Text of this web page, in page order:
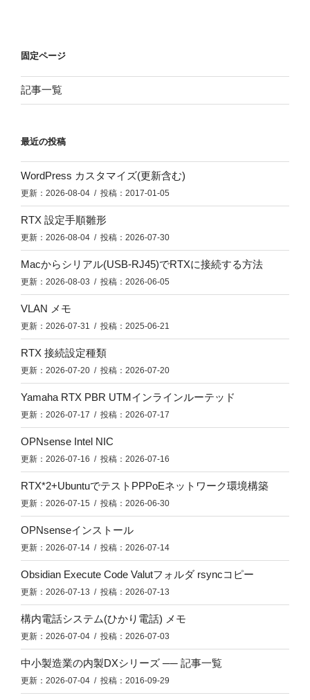
固定ページ
記事一覧
最近の投稿
WordPress カスタマイズ(更新含む)
更新：2026-08-04 / 投稿：2017-01-05
RTX 設定手順雛形
更新：2026-08-04 / 投稿：2026-07-30
Macからシリアル(USB-RJ45)でRTXに接続する方法
更新：2026-08-03 / 投稿：2026-06-05
VLAN メモ
更新：2026-07-31 / 投稿：2025-06-21
RTX 接続設定種類
更新：2026-07-20 / 投稿：2026-07-20
Yamaha RTX PBR UTMインラインルーテッド
更新：2026-07-17 / 投稿：2026-07-17
OPNsense Intel NIC
更新：2026-07-16 / 投稿：2026-07-16
RTX*2+UbuntuでテストPPPoEネットワーク環境構築
更新：2026-07-15 / 投稿：2026-06-30
OPNsenseインストール
更新：2026-07-14 / 投稿：2026-07-14
Obsidian Execute Code Valutフォルダ rsyncコピー
更新：2026-07-13 / 投稿：2026-07-13
構内電話システム(ひかり電話) メモ
更新：2026-07-04 / 投稿：2026-07-03
中小製造業の内製DXシリーズ ── 記事一覧
更新：2026-07-04 / 投稿：2016-09-29